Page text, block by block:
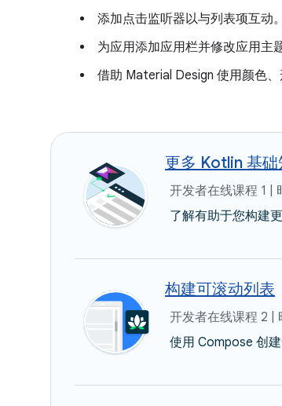
添加点击监听器以与列表项互动。
为应用添加应用栏并修改应用主题
借助 Material Design 使用颜色
更多 Kotlin 基础
开发者在线课程 1 |
了解有助于您构建
构建可滚动列表
开发者在线课程 2 |
使用 Compose 创